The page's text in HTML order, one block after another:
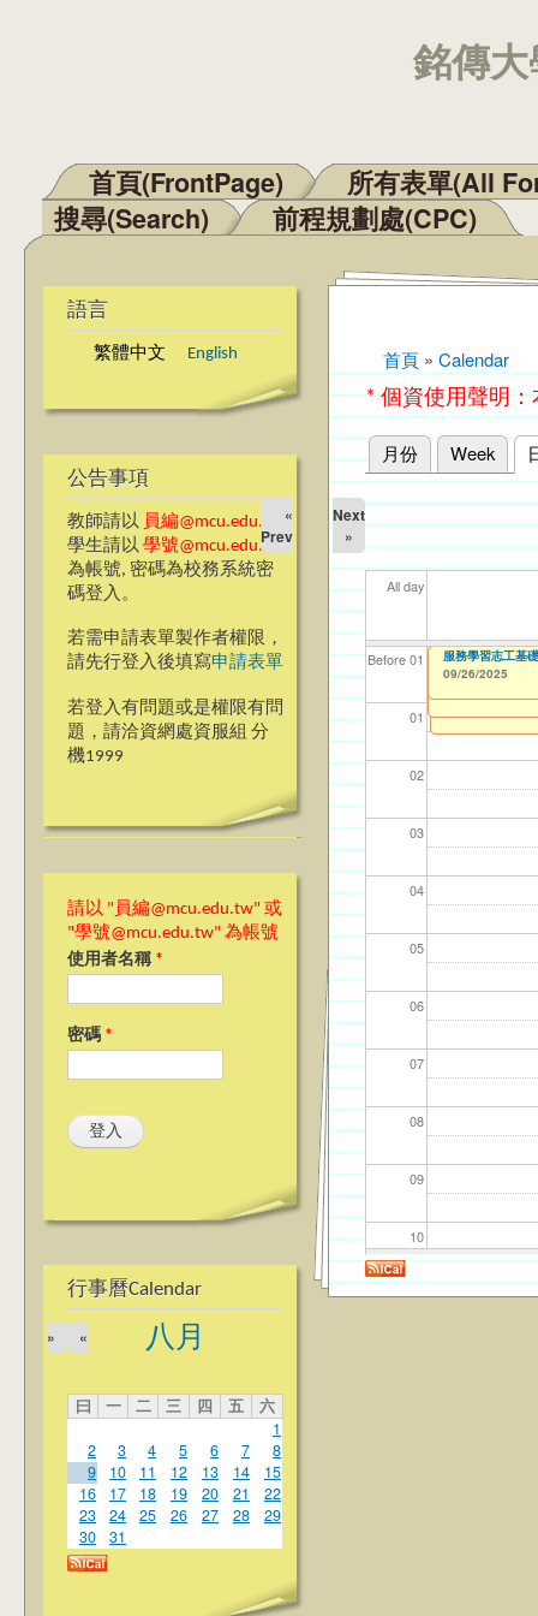
銘傳
主選單
首頁(FrontPage)
所有表單(All
搜尋(Search)
前程規劃處(CPC)
語言
繁體中文 English
公告事項
教師請以 員編@mcu.edu.tw
學生請以 學號@mcu.edu.tw
為帳號, 密碼為校務系統密
碼登入。
若需申請表單製作者權限，
請先行登入後填寫申請表單
若登入有問題或是權限有問
題，請洽資網處資服組 分
機1999
請以 "員編@mcu.edu.tw" 或
"學號@mcu.edu.tw" 為帳號
使用者名稱 *
密碼 *
行事曆Calendar
八月
«
»
曰 一 二 三 四 五
六
1
2
3 4 5 6 7
8
9
10 11 12 13 14
15
16
17 18 19 20 21
22
23
24 25 26 27 28
29
30
31
您在這裡
首頁 » Calendar
* 個資使用聲明
主要索引標籤
月份 Week
«
Prev
Next
»
All day
Before 01
01
02
03
04
05
06
07
08
09
10
11
【資網處】
整合系統～表單
我愛銘傳我愛養
校區)
【財務處】工讀
11/12/2021
【財務處】漏打
錄
114學年度前程
表(服務學習教師
114
114
【學
114
教務
商品
114
【財
【教學暨學習資
08/19/2025
【電機資訊學院
（延長報名至：
【電機資訊學院
明（報名延長至
【教務處】跨領
09/25/2025
CDC【桃園校區
09/26/2025
服務學習志工基
09/26/2025